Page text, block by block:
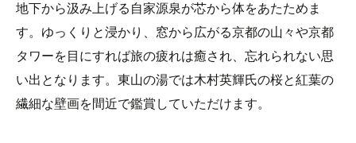
地下から汲み上げる自家源泉が芯から体をあたためま
す。ゆっくりと浸かり、窓から広がる京都の山々や京都
タワーを目にすれば旅の疲れは癒され、忘れられない思
い出となります。東山の湯では木村英輝氏の桜と紅葉の
繊細な壁画を間近で鑑賞していただけます。